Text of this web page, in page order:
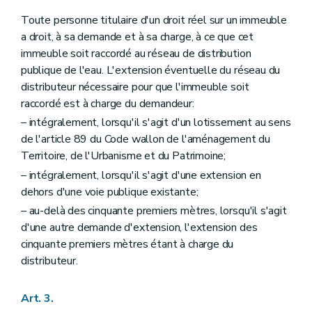
Toute personne titulaire d'un droit réel sur un immeuble
a droit, à sa demande et à sa charge, à ce que cet
immeuble soit raccordé au réseau de distribution
publique de l'eau. L'extension éventuelle du réseau du
distributeur nécessaire pour que l'immeuble soit
raccordé est à charge du demandeur:
– intégralement, lorsqu'il s'agit d'un lotissement au sens
de l'article 89 du Code wallon de l'aménagement du
Territoire, de l'Urbanisme et du Patrimoine;
– intégralement, lorsqu'il s'agit d'une extension en
dehors d'une voie publique existante;
– au-delà des cinquante premiers mètres, lorsqu'il s'agit
d'une autre demande d'extension, l'extension des
cinquante premiers mètres étant à charge du
distributeur.
Art. 3.